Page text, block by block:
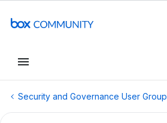
Security and Governance User Group